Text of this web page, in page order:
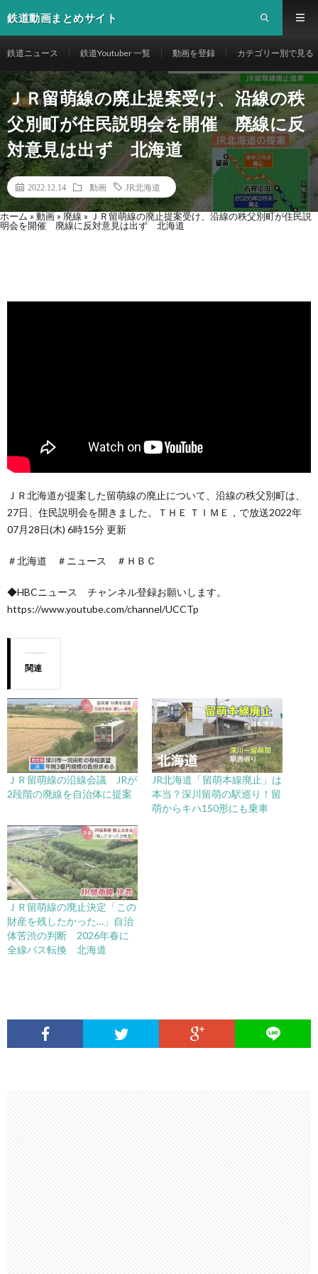
鉄道動画まとめサイト
鉄道ニュース 鉄道Youtuber 一覧 動画を登録 カテゴリー別で見る
ＪＲ留萌線の廃止提案受け、沿線の秩
父別町が住民説明会を開催 廃線に反
対意見は出ず 北海道
2022.12.14 動画 JR北海道
ホーム » 動画 » 廃線 » ＪＲ留萌線の廃止提案受け、沿線の秩父別町が住民説
明会を開催 廃線に反対意見は出ず 北海道
ＪＲ北海道が提案した留萌線の廃止について、沿線の秩父別町は、
27日、住民説明会を開きました。ＴＨＥ ＴＩＭＥ，で放送2022年
07月28日(木) 6時15分 更新
＃北海道 ＃ニュース ＃ＨＢＣ
◆HBCニュース チャンネル登録お願いします。
https://www.youtube.com/channel/UCCTp
関連
ＪＲ留萌線の沿線会議 JRが
2段階の廃線を自治体に提案
JR北海道「留萌本線廃止」は
本当？深川留萌の駅巡り！留
萌からキハ150形にも乗車
ＪＲ留萌線の廃止決定「この
財産を残したかった…」自治
体苦渋の判断 2026年春に
全線バス転換 北海道